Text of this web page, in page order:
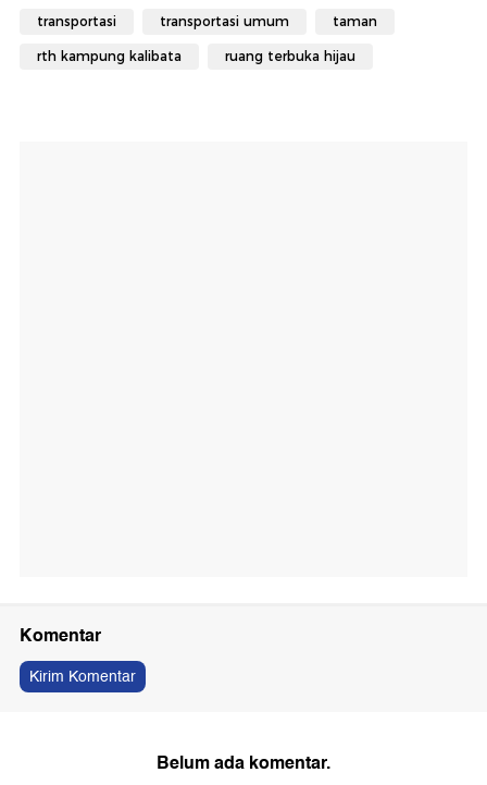
transportasi transportasi umum taman
rth kampung kalibata ruang terbuka hijau
Komentar
Kirim Komentar
Belum ada komentar.